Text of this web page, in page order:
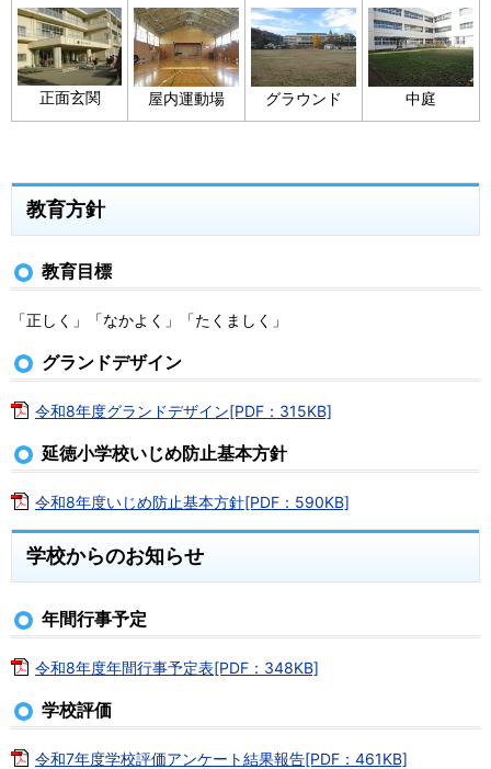
正面玄関 屋内運動場 グラウンド 中庭
教育方針
教育目標
「正しく」「なかよく」「たくましく」
グランドデザイン
令和8年度グランドデザイン[PDF：315KB]
延徳小学校いじめ防止基本方針
令和8年度いじめ防止基本方針[PDF：590KB]
学校からのお知らせ
年間行事予定
令和8年度年間行事予定表[PDF：348KB]
学校評価
令和7年度学校評価アンケート結果報告[PDF：461KB]